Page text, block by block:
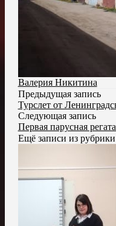
Валерия Никитина
Предыдущая запись
Турслет от
Следующая запись
Первая парусная
Ещё записи из рубрики